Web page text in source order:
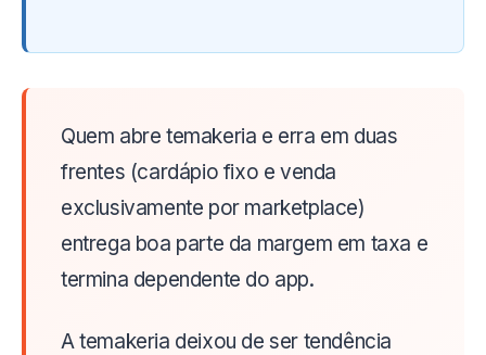
Quem abre temakeria e erra em duas
frentes (cardápio fixo e venda
exclusivamente por marketplace)
entrega boa parte da margem em taxa e
termina dependente do app.
A temakeria deixou de ser tendência